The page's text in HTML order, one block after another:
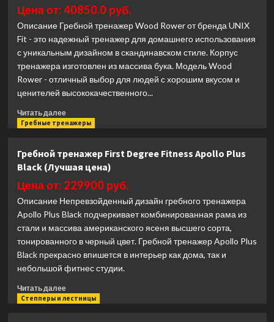
Fit
Wood
Rower
Dark
(Лучшая
цена)
Цена от: 40850.0 руб.
Описание Гребной тренажер Wood Rower от бренда UNIX
Fit - это надежный тренажер для домашнего использования
с уникальным дизайном в скандинавском стиле. Корпус
тренажера изготовлен из массива бука. Модель Wood
Rower - отличный выбор для людей с хорошим вкусом и
ценителей высококачественного...
Читать далееПрочитать
больше
тренажер
Unix
Fit
Wood
Rower
Light
(Лучшая
цена)
Гребные тренажеры
Гребной тренажер First Degree Fitness Apollo Plus
Black (Лучшая цена)
Цена от: 229900 руб.
Описание Непревзойденный дизайн гребного тренажера
Apollo Plus Black подчеркивает комбинированная рама из
стали и массива американского ясеня высшего сорта,
тонированного в черный цвет. Гребной тренажер Apollo Plus
Black прекрасно впишется в интерьер как дома, так и
небольшой фитнес студии.
Читать далееПрочитать
больше
Степперы и лестницы